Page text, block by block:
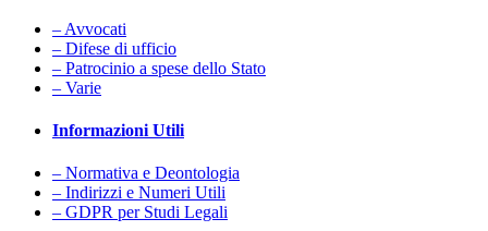
– Avvocati
– Difese di ufficio
– Patrocinio a spese dello Stato
– Varie
Informazioni Utili
– Normativa e Deontologia
– Indirizzi e Numeri Utili
– GDPR per Studi Legali